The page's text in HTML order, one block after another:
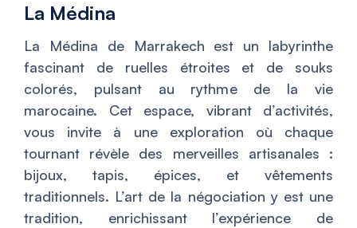
La Médina
La Médina de Marrakech est un labyrinthe
fascinant de ruelles étroites et de souks
colorés, pulsant au rythme de la vie
marocaine. Cet espace, vibrant d’activités,
vous invite à une exploration où chaque
tournant révèle des merveilles artisanales :
bijoux, tapis, épices, et vêtements
traditionnels. L’art de la négociation y est une
tradition, enrichissant l’expérience de